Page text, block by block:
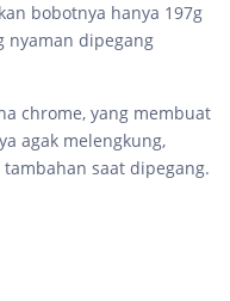
bobotnya hanya 197g
nyaman dipegang
chrome, yang membuat
agak melengkung,
saat dipegang.